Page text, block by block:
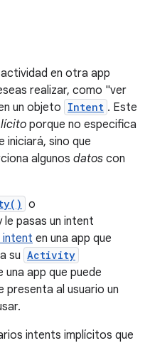
en otra app
realizar, como "ver
un objeto Intent . Este
porque no especifica
iniciará, sino que
algunos datos con
o
le pasas un intent
intent en una app que
su Activity
app que puede
al usuario un
intents implícitos que